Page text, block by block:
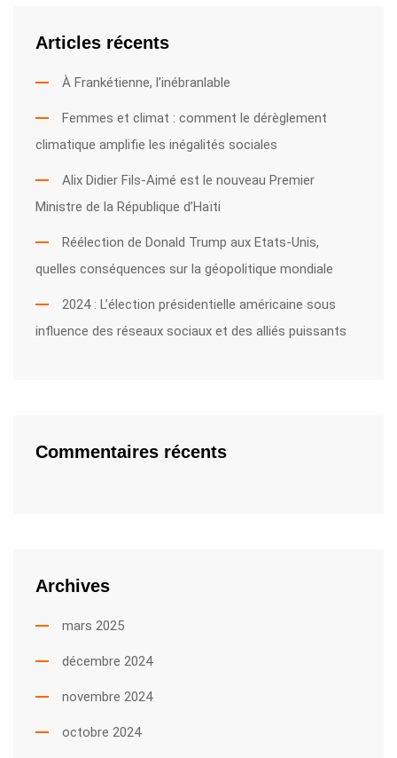
Articles récents
À Frankétienne, l’inébranlable
Femmes et climat : comment le dérèglement
climatique amplifie les inégalités sociales
Alix Didier Fils-Aimé est le nouveau Premier
Ministre de la République d’Haïti
Réélection de Donald Trump aux Etats-Unis,
quelles conséquences sur la géopolitique mondiale
2024 : L’élection présidentielle américaine sous
influence des réseaux sociaux et des alliés puissants
Commentaires récents
Archives
mars 2025
décembre 2024
novembre 2024
octobre 2024